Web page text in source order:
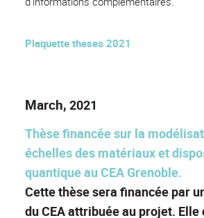
Plaquette theses 2021
March, 2021
Thèse financée sur la
échelles des matériaux et
quantique au CEA Grenoble.
Cette thèse sera financée par
du CEA attribuée au projet.